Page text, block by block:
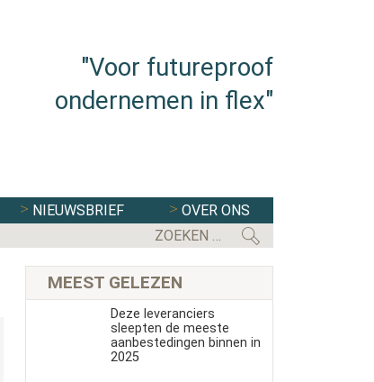
"Voor futureproof
ondernemen in flex"
NIEUWSBRIEF
OVER ONS
MEEST GELEZEN
Deze leveranciers
sleepten de meeste
aanbestedingen binnen in
2025